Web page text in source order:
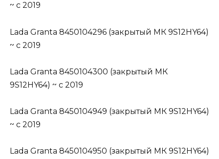
~ c 2019
Lada Granta 8450104296 (закрытый МК 9S12HY64)
~ c 2019
Lada Granta 8450104300 (закрытый МК
9S12HY64) ~ c 2019
Lada Granta 8450104949 (закрытый МК 9S12HY64)
~ c 2019
Lada Granta 8450104950 (закрытый МК 9S12HY64)